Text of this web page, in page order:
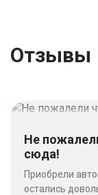
Отзывы
Не
сюда!
Приобрели
остались